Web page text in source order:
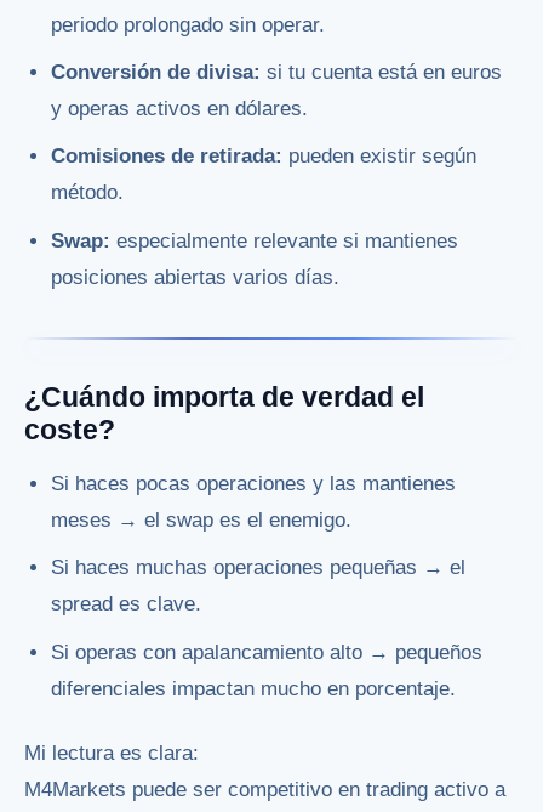
periodo prolongado sin operar.
Conversión de divisa: si tu cuenta está en euros
y operas activos en dólares.
Comisiones de retirada: pueden existir según
método.
Swap: especialmente relevante si mantienes
posiciones abiertas varios días.
¿Cuándo importa de verdad el
coste?
Si haces pocas operaciones y las mantienes
meses → el swap es el enemigo.
Si haces muchas operaciones pequeñas → el
spread es clave.
Si operas con apalancamiento alto → pequeños
diferenciales impactan mucho en porcentaje.
Mi lectura es clara:
M4Markets puede ser competitivo en trading activo a